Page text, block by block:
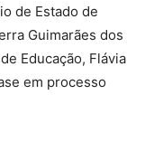
de Estado de
Guimarães dos
Educação, Flávia
em processo